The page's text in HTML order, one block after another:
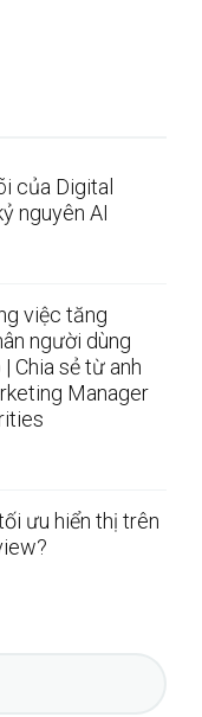
của Digital
nguyên AI
việc tăng
người dùng
Chia sẻ từ anh
Manager
ưu hiển thị trên